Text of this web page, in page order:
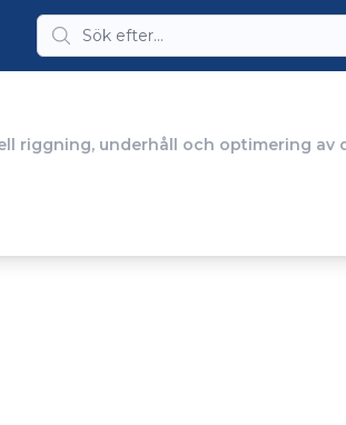
riggning, underhåll och optimering av